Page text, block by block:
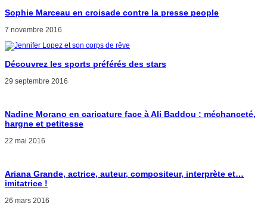
Sophie Marceau en croisade contre la presse people
7 novembre 2016
Découvrez les sports préférés des stars
29 septembre 2016
Nadine Morano en caricature face à Ali Baddou : méchanceté,
hargne et petitesse
22 mai 2016
Ariana Grande, actrice, auteur, compositeur, interprète et…
imitatrice !
26 mars 2016